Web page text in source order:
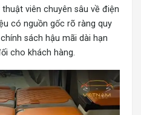
viên chuyên sâu về điện
có nguồn gốc rõ ràng quy
sách hậu mãi dài hạn
cho khách hàng.